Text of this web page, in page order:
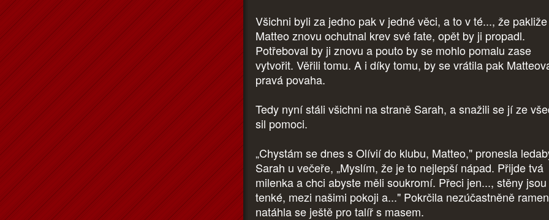
Všichni byli za jedno pak v jedné věci, a to v té..., že
Matteo znovu ochutnal krev své fate, opět by ji propadl.
Potřeboval by ji znovu a pouto by se mohlo pomalu zase
vytvořit. Věřili tomu. A i díky tomu, by se vrátila pak
pravá povaha.
Tedy nyní stáli všichni na straně Sarah, a snažili se jí ze
sil pomoci.
„Chystám se dnes s Olívií do klubu, Matteo," pronesla
Sarah u večeře, „Myslím, že je to nejlepší nápad. Přijde tvá
milenka a chci abyste měli soukromí. Přeci jen..., stěny jsou
tenké, mezi našimi pokoji a..." Pokrčila nezúčastněně
natáhla se ještě pro talíř s masem.